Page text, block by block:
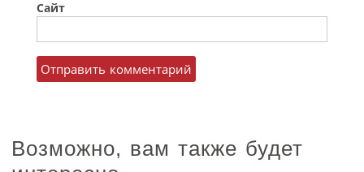
Сайт
Возможно, вам также будет